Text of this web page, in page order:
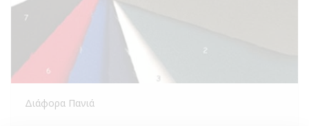
Διάφορα Πανιά